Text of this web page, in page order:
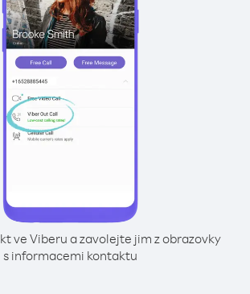
ve Viberu a zavolejte jim z obrazovky
s informacemi kontaktu